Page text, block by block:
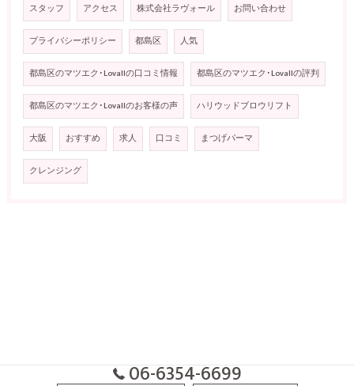
スタッフ アクセス 株式会社ラヴォール お問い合わせ
プライバシーポリシー 都島区 人気
都島区のマツエク･Lovallの口コミ情報 都島区のマツエク･Lovallの評判
都島区のマツエク･Lovallのお客様の声 ハリウッドブロウリフト
大阪 おすすめ 求人 口コミ まつげパーマ
クレンジング
06-6354-6699